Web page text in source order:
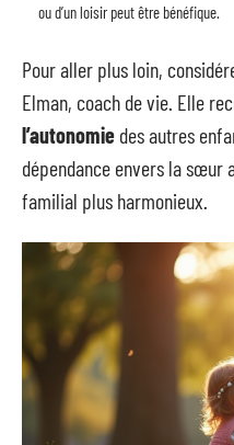
ou d’un loisir peut être bénéfique.
Pour aller plus loin,
Elman, coach de vie. Elle
l’autonomie des autres
dépendance envers la sœur
familial plus harmonieux.